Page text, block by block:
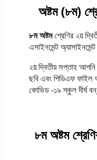
অষ্টম (৮ম)
৮ম অষ্টমশ্রেণির ২য়
এসাইনমেন্ট
২য় দ্বিতীয় সপ্তাহ
ছবি এবং পিডিএফ ফাইল
কোভিড -১৯ স্কুল দীর্ঘ
৮ম অষ্টম